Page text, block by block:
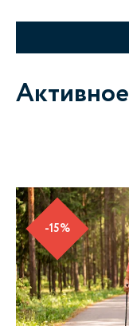
-15%